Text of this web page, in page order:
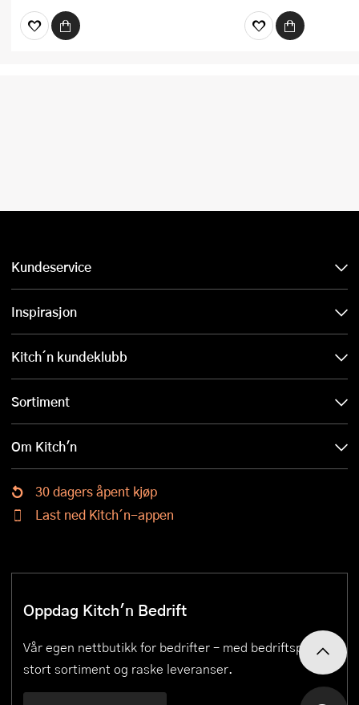
Kundeservice
Inspirasjon
Kitch´n kundeklubb
Sortiment
Om Kitch'n
30 dagers åpent kjøp
Last ned Kitch´n-appen
Oppdag Kitch'n Bedrift
Vår egen nettbutikk for bedrifter – med bedriftspriser,
stort sortiment og raske leveranser.